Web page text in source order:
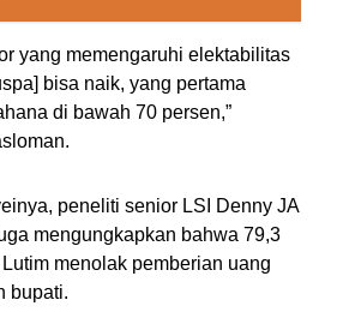
yang memengaruhi elektabilitas
bisa naik, yang pertama
di bawah 70 persen,”
peneliti senior LSI Denny JA
mengungkapkan bahwa 79,3
menolak pemberian uang
bupati.